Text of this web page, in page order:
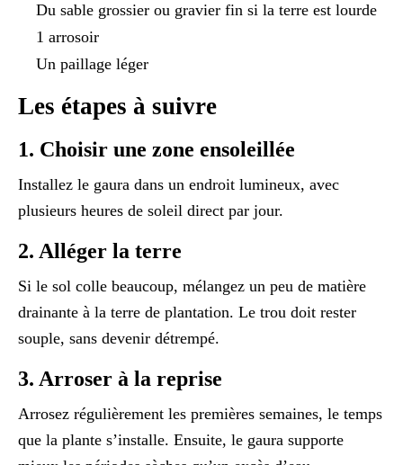
Du sable grossier ou gravier fin si la terre est lourde
1 arrosoir
Un paillage léger
Les étapes à suivre
1. Choisir une zone ensoleillée
Installez le gaura dans un endroit lumineux, avec
plusieurs heures de soleil direct par jour.
2. Alléger la terre
Si le sol colle beaucoup, mélangez un peu de matière
drainante à la terre de plantation. Le trou doit rester
souple, sans devenir détrempé.
3. Arroser à la reprise
Arrosez régulièrement les premières semaines, le temps
que la plante s’installe. Ensuite, le gaura supporte